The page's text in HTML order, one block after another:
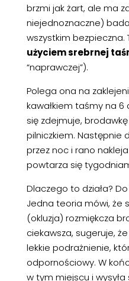
brzmi jak żart, ale ma
niejednoznaczne)
wszystkim bezpieczna.
użyciem srebrnej
“naprawczej”).
Polega ona na
kawałkiem taśmy na
się zdejmuje,
pilniczkiem. Następnie
przez noc i rano
powtarza się
Dlaczego to działa?
Jedna teoria mówi, że
(okluzja) rozmiękcza
ciekawsza, sugeruje,
lekkie podrażnienie,
odpornościowy. W
w tym miejscu i